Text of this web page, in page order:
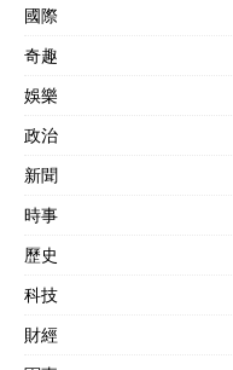
存共荣。 到了2024年和
2025年，全球局势虽然依旧
复杂，但并无根本性变化。
局势紧张，但中美贸易额依
然保持高位。2025年7月，
推动修宪，国防预算提升至
GDP的2%，这似乎验证了
基辛格对日本的担忧。朝鲜
核试验持续，俄罗斯的核力
军费保持稳定，继续强调和
平发展。 细究这些国家为何
具备这种潜力，朝鲜的导弹
國際
奇趣
娛樂
政治
新聞
時事
歷史
科技
財經